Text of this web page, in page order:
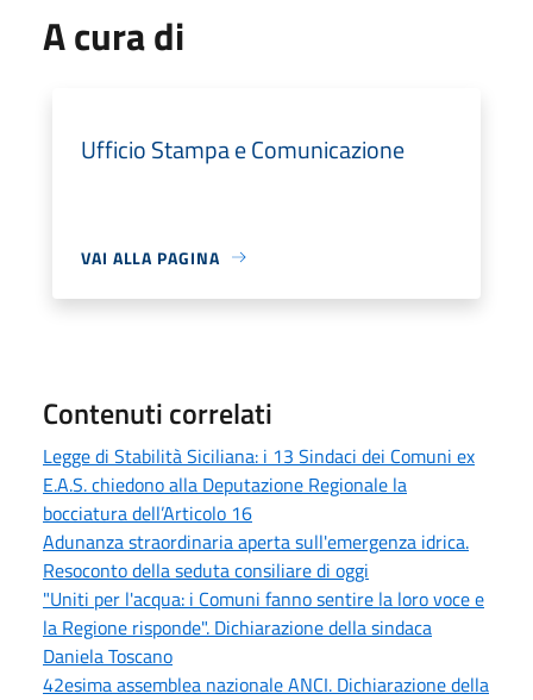
A cura di
Ufficio Stampa e Comunicazione
VAI ALLA PAGINA
Contenuti correlati
Legge di Stabilità Siciliana: i 13 Sindaci dei Comuni ex
E.A.S. chiedono alla Deputazione Regionale la
bocciatura dell’Articolo 16
Adunanza straordinaria aperta sull'emergenza idrica.
Resoconto della seduta consiliare di oggi
"Uniti per l'acqua: i Comuni fanno sentire la loro voce e
la Regione risponde". Dichiarazione della sindaca
Daniela Toscano
42esima assemblea nazionale ANCI. Dichiarazione della